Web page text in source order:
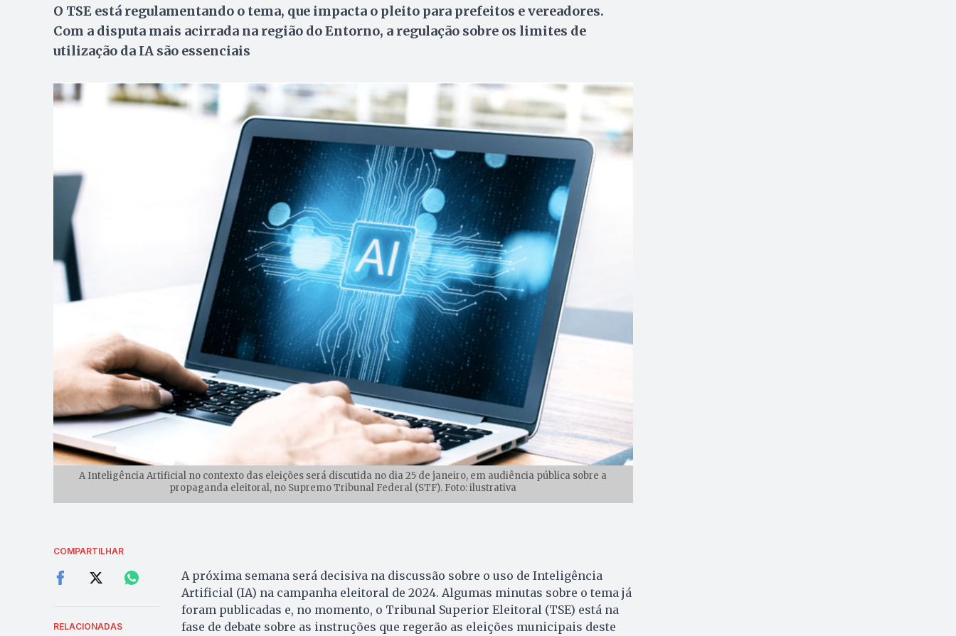
O TSE está regulamentando o tema, que impacta o pleito para prefeitos e vereadores.
Com a disputa mais acirrada na região do Entorno, a regulação sobre os limites de
utilização da IA são essenciais
A Inteligência Artificial no contexto das eleições será discutida no dia 25 de janeiro, em audiência pública sobre a
propaganda eleitoral, no Supremo Tribunal Federal (STF). Foto: ilustrativa
COMPARTILHAR
RELACIONADAS
A próxima semana será decisiva na discussão sobre o uso de Inteligência
Artificial (IA) na campanha eleitoral de 2024. Algumas minutas sobre o tema já
foram publicadas e, no momento, o Tribunal Superior Eleitoral (TSE) está na
fase de debate sobre as instruções que regerão as eleições municipais deste